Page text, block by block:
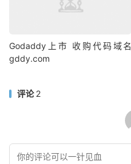
Godaddy上市 收购代码域名
gddy.com
评论2